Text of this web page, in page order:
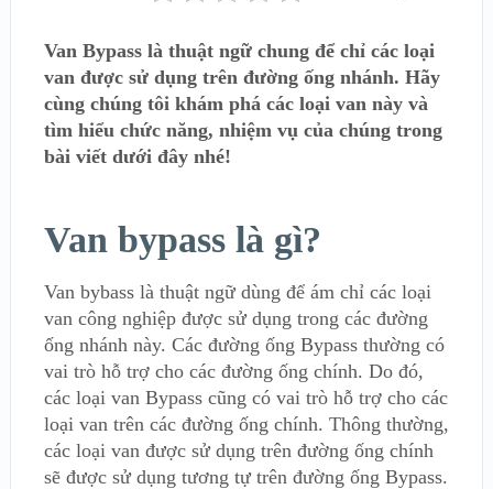
Van Bypass là thuật ngữ chung để chỉ các loại
van được sử dụng trên đường ống nhánh. Hãy
cùng chúng tôi khám phá các loại van này và
tìm hiểu chức năng, nhiệm vụ của chúng trong
bài viết dưới đây nhé!
Van bypass là gì?
Van bybass là thuật ngữ dùng để ám chỉ các loại
van công nghiệp được sử dụng trong các đường
ống nhánh này. Các đường ống Bypass thường có
vai trò hỗ trợ cho các đường ống chính. Do đó,
các loại van Bypass cũng có vai trò hỗ trợ cho các
loại van trên các đường ống chính. Thông thường,
các loại van được sử dụng trên đường ống chính
sẽ được sử dụng tương tự trên đường ống Bypass.